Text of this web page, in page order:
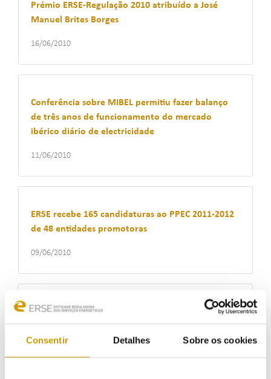
Consentir Detalhes Sobre os cookies
Prémio ERSE-Regulação 2010 atribuído a José
Manuel Brites Borges
16/06/2010
Conferência sobre MIBEL permitiu fazer balanço
de três anos de funcionamento do mercado
ibérico diário de electricidade
11/06/2010
ERSE recebe 165 candidaturas ao PPEC 2011-2012
de 48 entidades promotoras
09/06/2010
ERSE realiza Seminário PPDA – Promoção do
Desempenho Ambiental nos Sectores Eléctrico e
do Gás Natural a 13 de Julho